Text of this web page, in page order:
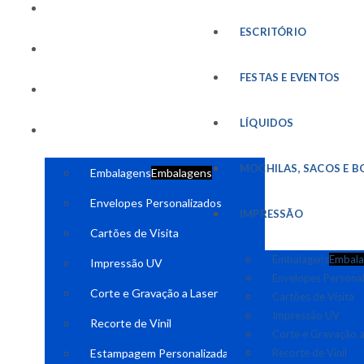
EmbalagensEmbalagens
Envelopes Personalizados
Cartões de Visita
Impressão UV
Corte e Gravação a Laser
Recorte de Vinil
Estampagem Personalizada
ESCRITÓRIO
FESTAS E EVENTOS
LÍQUIDOS
MOCHILAS, SACOS E
IMPRESSÃO
Embalagens
Envelopes
Cartões de Visita
Impressão UV
Corte e Gravação
Recorte de Vinil